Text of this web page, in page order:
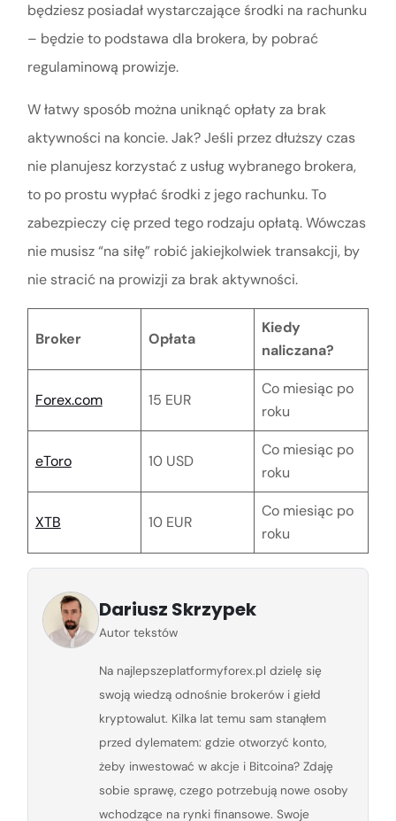
będziesz posiadał wystarczające środki na rachunku
– będzie to podstawa dla brokera, by pobrać
regulaminową prowizje.
W łatwy sposób można uniknąć opłaty za brak
aktywności na koncie. Jak? Jeśli przez dłuższy czas
nie planujesz korzystać z usług wybranego brokera,
to po prostu wypłać środki z jego rachunku. To
zabezpieczy cię przed tego rodzaju opłatą. Wówczas
nie musisz “na siłę” robić jakiejkolwiek transakcji, by
nie stracić na prowizji za brak aktywności.
Broker Opłata
Kiedy
naliczana?
Forex.com 15 EUR
Co miesiąc po
roku
eToro 10 USD
Co miesiąc po
roku
XTB 10 EUR
Co miesiąc po
roku
Dariusz Skrzypek
Autor tekstów
Na najlepszeplatformyforex.pl dzielę się
swoją wiedzą odnośnie brokerów i giełd
kryptowalut. Kilka lat temu sam stanąłem
przed dylematem: gdzie otworzyć konto,
żeby inwestować w akcje i Bitcoina? Zdaję
sobie sprawę, czego potrzebują nowe osoby
wchodzące na rynki finansowe. Swoje